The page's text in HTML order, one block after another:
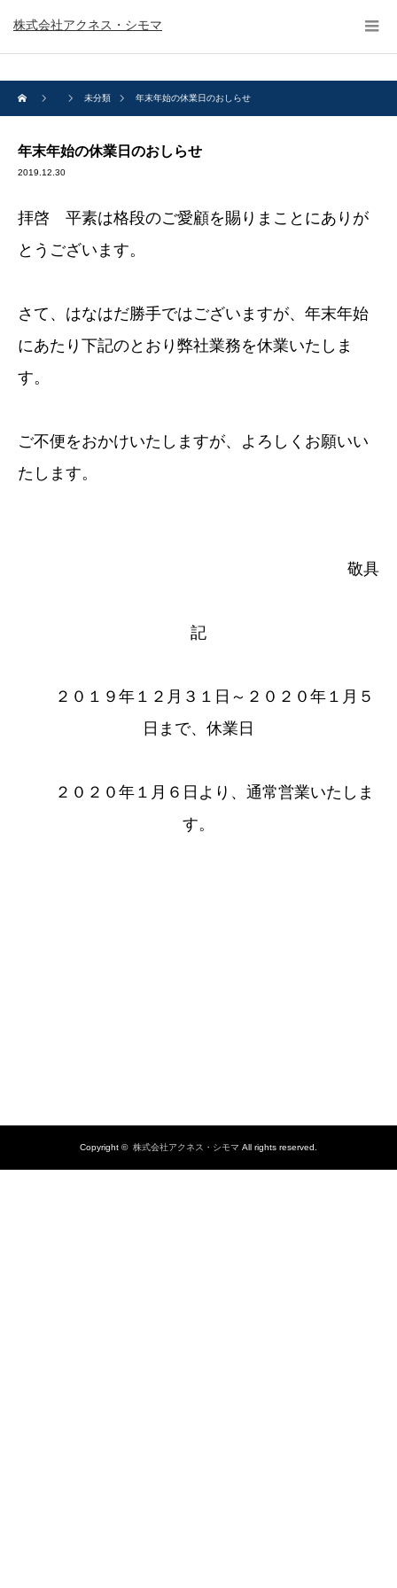
株式会社アクネス・シモマ
未分類 年末年始の休業日のおしらせ
年末年始の休業日のおしらせ
2019.12.30
拝啓 平素は格段のご愛顧を賜りまことにありが
とうございます。
さて、はなはだ勝手ではございますが、年末年始
にあたり下記のとおり弊社業務を休業いたしま
す。
ご不便をおかけいたしますが、よろしくお願いい
たします。
敬具
記
２０１９年１２月３１日～２０２０年１月５
日まで、休業日
２０２０年１月６日より、通常営業いたしま
す。
Copyright © 株式会社アクネス・シモマ All rights reserved.